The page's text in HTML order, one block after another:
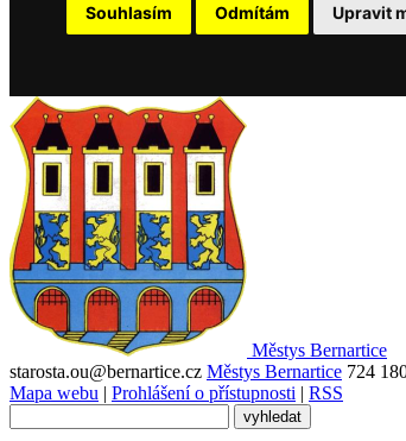
Souhlasím Odmítám Upravit
Městys Bernartice
starosta.ou@bernartice.cz Městys Bernartice 724
Mapa webu | Prohlášení o přístupnosti | RSS